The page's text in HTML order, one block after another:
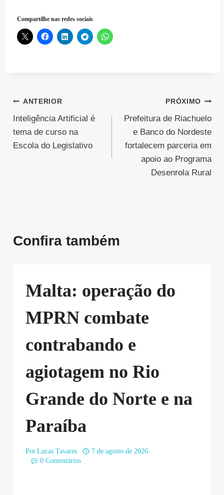
Compartilhe nas redes sociais
Navegação
de
Post
ANTERIOR
Inteligência Artificial é
tema de curso na
Escola do Legislativo
PRÓXIMO
Prefeitura de Riachuelo
e Banco do Nordeste
fortalecem parceria em
apoio ao Programa
Desenrola Rural
Confira também
Malta: operação do
MPRN combate
contrabando e
agiotagem no Rio
Grande do Norte e na
Paraíba
Por Lucas Tavares
7 de agosto de 2026
0 Comentários